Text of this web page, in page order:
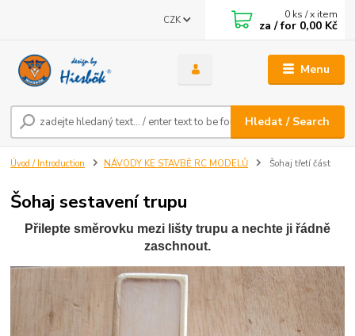
Menu
CZK
Hledat / Search
0 ks / x item
za / for 0,00 Kč
Úvod / Introduction NÁVODY KE STAVBĚ RC MODELŮ Šohaj třetí část
Šohaj sestavení trupu
Přilepte směrovku mezi lišty trupu a nechte ji řádně
zaschnout.